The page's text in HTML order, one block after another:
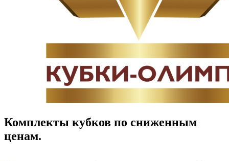
Комплекты кубков по сниженным
ценам.